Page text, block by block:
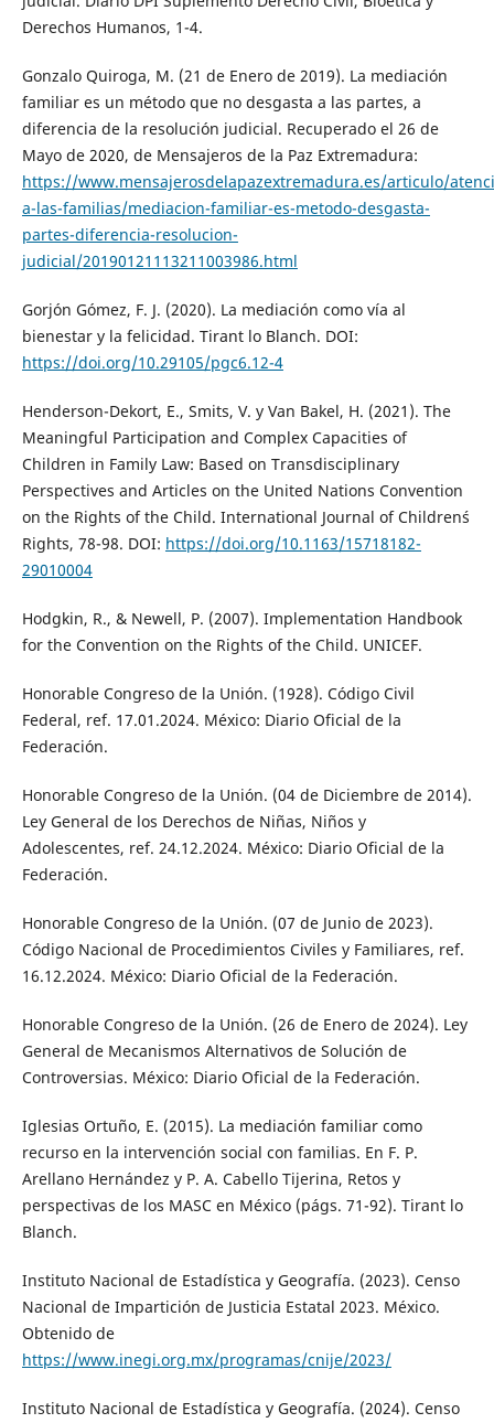
Derechos Humanos, 1-4.
Gonzalo Quiroga, M. (21 de Enero de 2019). La mediación
familiar es un método que no desgasta a las partes, a
diferencia de la resolución judicial. Recuperado el 26 de
Mayo de 2020, de Mensajeros de la Paz Extremadura:
https://www.mensajerosdelapazextremadura.es/articulo/
a-las-familias/mediacion-familiar-es-metodo-desgasta-
partes-diferencia-resolucion-
judicial/20190121113211003986.html
Gorjón Gómez, F. J. (2020). La mediación como vía al
bienestar y la felicidad. Tirant lo Blanch. DOI:
https://doi.org/10.29105/pgc6.12-4
Henderson-Dekort, E., Smits, V. y Van Bakel, H. (2021). The
Meaningful Participation and Complex Capacities of
Children in Family Law: Based on Transdisciplinary
Perspectives and Articles on the United Nations Convention
on the Rights of the Child. International Journal of Children´s
Rights, 78-98. DOI: https://doi.org/10.1163/15718182-
29010004
Hodgkin, R., & Newell, P. (2007). Implementation Handbook
for the Convention on the Rights of the Child. UNICEF.
Honorable Congreso de la Unión. (1928). Código Civil
Federal, ref. 17.01.2024. México: Diario Oficial de la
Federación.
Honorable Congreso de la Unión. (04 de Diciembre de 2014).
Ley General de los Derechos de Niñas, Niños y
Adolescentes, ref. 24.12.2024. México: Diario Oficial de la
Federación.
Honorable Congreso de la Unión. (07 de Junio de 2023).
Código Nacional de Procedimientos Civiles y Familiares, ref.
16.12.2024. México: Diario Oficial de la Federación.
Honorable Congreso de la Unión. (26 de Enero de 2024). Ley
General de Mecanismos Alternativos de Solución de
Controversias. México: Diario Oficial de la Federación.
Iglesias Ortuño, E. (2015). La mediación familiar como
recurso en la intervención social con familias. En F. P.
Arellano Hernández y P. A. Cabello Tijerina, Retos y
perspectivas de los MASC en México (págs. 71-92). Tirant lo
Blanch.
Instituto Nacional de Estadística y Geografía. (2023). Censo
Nacional de Impartición de Justicia Estatal 2023. México.
Obtenido de
https://www.inegi.org.mx/programas/cnije/2023/
Instituto Nacional de Estadística y Geografía. (2024). Censo